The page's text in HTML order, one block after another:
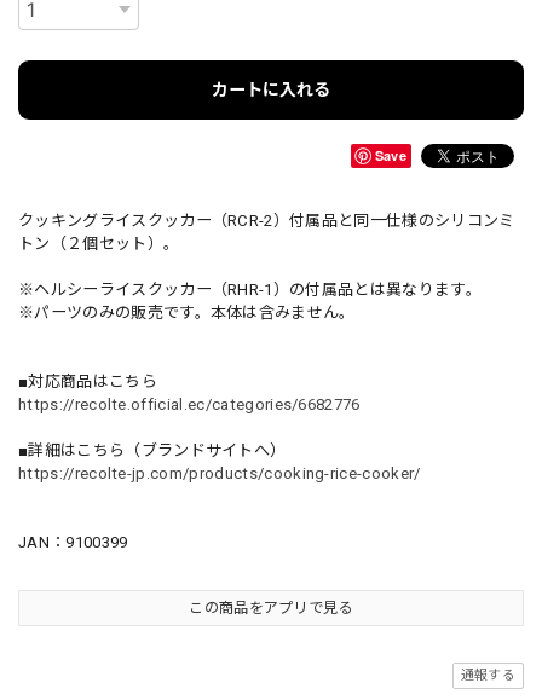
カートに入れる
Save
クッキングライスクッカー（RCR-2）付属品と同一仕様のシリコンミ
トン（２個セット）。
※ヘルシーライスクッカー（RHR-1）の付属品とは異なります。
※パーツのみの販売です。本体は含みません。
■対応商品はこちら
https://recolte.official.ec/categories/6682776
■詳細はこちら（ブランドサイトへ）
https://recolte-jp.com/products/cooking-rice-cooker/
JAN：9100399
この商品をアプリで見る
通報する